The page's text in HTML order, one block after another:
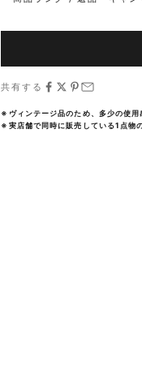
共有する
※ヴィンテージ品のため、多少の使用
※実店舗で同時に販売している1点物